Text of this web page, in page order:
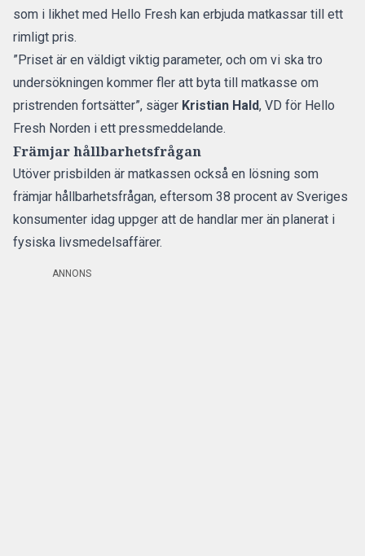
som i likhet med Hello Fresh kan erbjuda matkassar till ett
rimligt pris.
”Priset är en väldigt viktig parameter, och om vi ska tro
undersökningen kommer fler att byta till matkasse om
pristrenden fortsätter”, säger Kristian Hald, VD för Hello
Fresh Norden i ett pressmeddelande.
Främjar hållbarhetsfrågan
Utöver prisbilden är matkassen också en lösning som
främjar hållbarhetsfrågan, eftersom 38 procent av Sveriges
konsumenter idag uppger att de handlar mer än planerat i
fysiska livsmedelsaffärer.
ANNONS